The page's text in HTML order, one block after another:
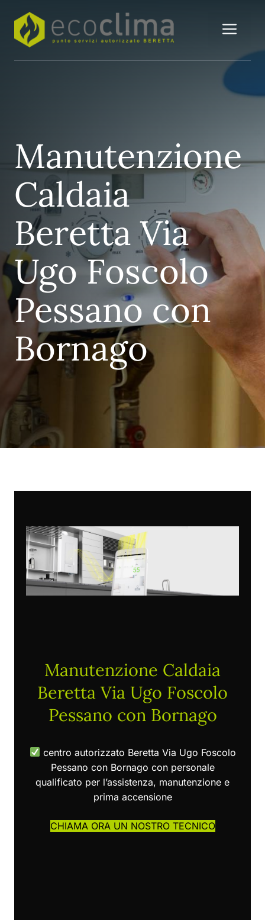
contenuto
Manutenzione
Caldaia
Beretta Via
Ugo Foscolo
Pessano con
Bornago
Manutenzione Caldaia
Beretta Via Ugo Foscolo
Pessano con Bornago
centro autorizzato Beretta Via Ugo Foscolo
Pessano con Bornago con personale
qualificato per l’assistenza, manutenzione e
prima accensione
CHIAMA ORA UN NOSTRO TECNICO